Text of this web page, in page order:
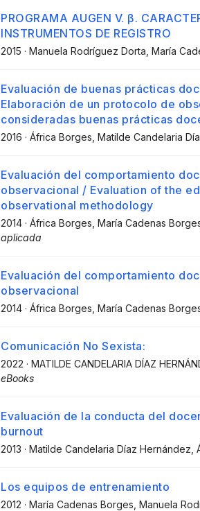
PROGRAMA AUGEN V. β.
INSTRUMENTOS DE REGISTRO
2015 · Manuela Rodríguez Dorta , María
Evaluación de buenas prácticas
Elaboración de un protocolo de
consideradas buenas prácticas
2016 · África Borges , Matilde Candelaria
Evaluación del comportamiento
observacional / Evaluation of the
observational methodology
2014 · África Borges , María Cadenas
aplicada
Evaluación del comportamiento
observacional
2014 · África Borges , María Cadenas
Comunicación No Sexista:
2022 · MATILDE CANDELARIA DÍAZ
eBooks
Evaluación de la conducta del
burnout
2013 · Matilde Candelaria Díaz Hernández
Los equipos de entrenamiento
2012 · María Cadenas Borges , Manuela